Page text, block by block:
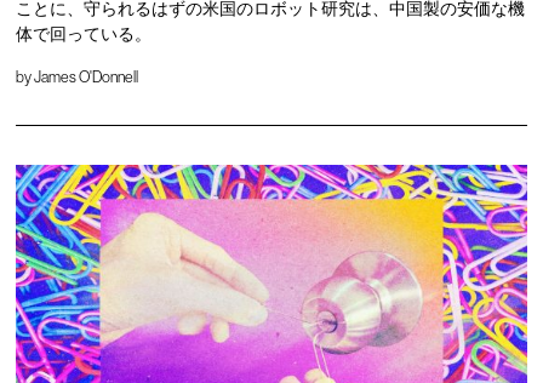
ことに、守られるはずの米国のロボット研究は、中国製の安価な機
体で回っている。
byJames O'Donnell